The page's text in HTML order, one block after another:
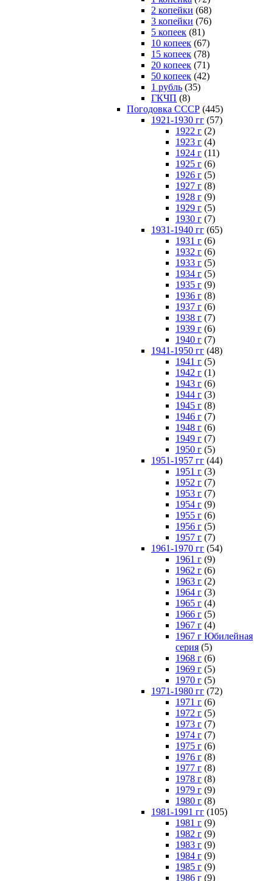
2 копейки (68)
3 копейки (76)
5 копеек (81)
10 копеек (67)
15 копеек (78)
20 копеек (71)
50 копеек (42)
1 рубль (35)
ГКЧП (8)
Погодовка СССР (445)
1921-1930 гг (57)
1922 г (2)
1923 г (4)
1924 г (11)
1925 г (6)
1926 г (5)
1927 г (8)
1928 г (9)
1929 г (5)
1930 г (7)
1931-1940 гг (65)
1931 г (6)
1932 г (6)
1933 г (5)
1934 г (5)
1935 г (9)
1936 г (8)
1937 г (6)
1938 г (7)
1939 г (6)
1940 г (7)
1941-1950 гг (48)
1941 г (5)
1942 г (1)
1943 г (6)
1944 г (3)
1945 г (8)
1946 г (7)
1948 г (6)
1949 г (7)
1950 г (5)
1951-1957 гг (44)
1951 г (3)
1952 г (7)
1953 г (7)
1954 г (9)
1955 г (6)
1956 г (5)
1957 г (7)
1961-1970 гг (54)
1961 г (9)
1962 г (6)
1963 г (2)
1964 г (3)
1965 г (4)
1966 г (5)
1967 г (4)
1967 г Юбилейная
серия (5)
1968 г (6)
1969 г (5)
1970 г (5)
1971-1980 гг (72)
1971 г (6)
1972 г (5)
1973 г (7)
1974 г (7)
1975 г (6)
1976 г (8)
1977 г (8)
1978 г (8)
1979 г (9)
1980 г (8)
1981-1991 гг (105)
1981 г (9)
1982 г (9)
1983 г (9)
1984 г (9)
1985 г (9)
1986 г (9)